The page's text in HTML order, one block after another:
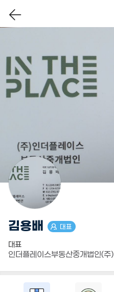
김용배 대표
대표
인더플레이스부동산중개법인(주)